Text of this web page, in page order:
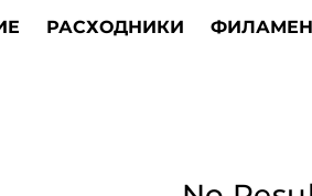
РАСХОДНИКИ